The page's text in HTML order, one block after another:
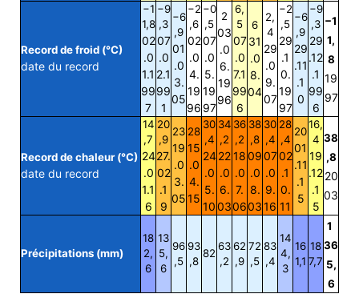
Record de froid (°C)
date du record
−1
1,8
02
.0
1.1
99
7
−9
,3
07
.0
2.1
99
1
−6
,9
01
.0
3.
05
−2
,6
02
.0
4.
19
96
−0
,5
07
.0
5.
19
97
2
03
.0
6.
19
96
6,
5
07
.0
7.1
99
6
6
31
.0
8.
04
2,
4
29
.0
9.
07
−2
,5
29
.1
0.
19
97
−6
,9
29
.11
.1
0
−9
,3
29
.12
.1
99
6
−1
1,
8
19
97
Record de chaleur (°C)
date du record
14
,7
24
.0
1.1
6
20
,9
27.
02
.1
9
23
19
.0
3.
05
28
15
.0
4.
15
30
,4
24
.0
5.
10
34
,2
22
.0
6.
03
36
,2
18
.0
7.
06
38
,8
09
.0
8.
03
30
,4
07
.0
9.
16
28
,4
02
.1
0.
11
20
01
.11
.1
5
16,
4
19
.12
.1
5
38
,8
20
03
Précipitations (mm)
18
2,
6
13
5,
6
96
,5
93
,8
82
63
,2
62
,9
72
,5
83
,4
14
4,
3
16
1,1
18
7,7
1
36
5,
6